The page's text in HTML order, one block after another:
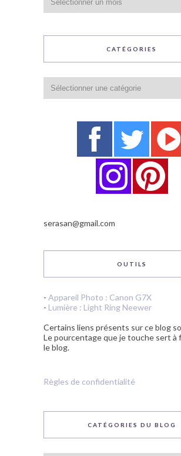
CATÉGORIES
serasan@gmail.com
OUTILS
- Appareil Photo : Canon G7X
- Lumière : Light Ring Neewer
Certains liens présents sur ce blog
Le pourcentage que je touche sert à
le blog.
Règles de confidentialité
CATÉGORIES DU BLOG